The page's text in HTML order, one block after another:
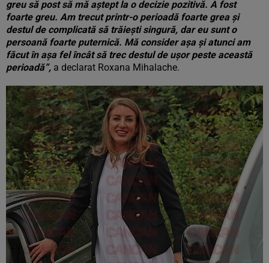
greu să post să mă aștept la o decizie pozitivă. A fost
foarte greu. Am trecut printr-o perioadă foarte grea și
destul de complicată să trăiești singură, dar eu sunt o
persoană foarte puternică. Mă consider așa și atunci am
făcut în așa fel încât să trec destul de ușor peste această
perioadă”, a declarat Roxana Mihalache.